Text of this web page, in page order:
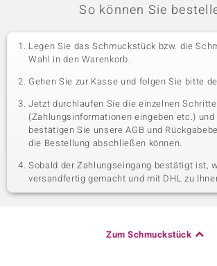
So können Sie
Legen Sie das Schmuckstück bzw. die
Wahl in den Warenkorb.
Gehen Sie zur Kasse und folgen Sie bitte
Jetzt durchlaufen Sie die einzelnen Schritte
(Zahlungsinformationen eingeben etc.) und
bestätigen Sie unsere AGB und
die Bestellung abschließen können.
Sobald der Zahlungseingang bestätigt ist,
versandfertig gemacht und mit DHL zu
Zum Schmuckstück